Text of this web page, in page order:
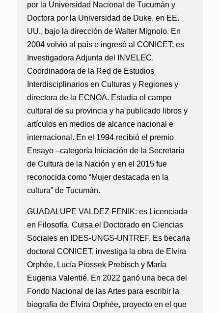
por la Universidad Nacional de Tucumán y
Doctora por la Universidad de Duke, en EE.
UU., bajo la dirección de Walter Mignolo. En
2004 volvió al país e ingresó al CONICET; es
Investigadora Adjunta del INVELEC,
Coordinadora de la Red de Estudios
Interdisciplinarios en Culturas y Regiones y
directora de la ECNOA. Estudia el campo
cultural de su provincia y ha publicado libros y
artículos en medios de alcance nacional e
internacional. En el 1994 recibió el premio
Ensayo –categoría Iniciación de la Secretaría
de Cultura de la Nación y en el 2015 fue
reconocida como “Mujer destacada en la
cultura” de Tucumán.
GUADALUPE VALDEZ FENIK: es Licenciada
en Filosofía. Cursa el Doctorado en Ciencias
Sociales en IDES-UNGS-UNTREF. Es becaria
doctoral CONICET, investiga la obra de Elvira
Orphée, Lucía Piossek Prebisch y María
Eugenia Valentié. En 2022 ganó una beca del
Fondo Nacional de las Artes para escribir la
biografía de Elvira Orphée, proyecto en el que